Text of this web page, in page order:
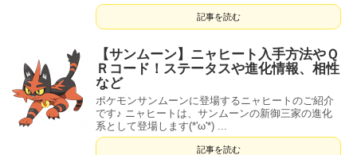
記事を読む
【サンムーン】ニャヒート入手方法やＱ
Ｒコード！ステータスや進化情報、相性
など
ポケモンサンムーンに登場するニャヒートのご紹介
です♪ ニャヒートは、サンムーンの新御三家の進化
系として登場します(*'ω'*) ...
記事を読む